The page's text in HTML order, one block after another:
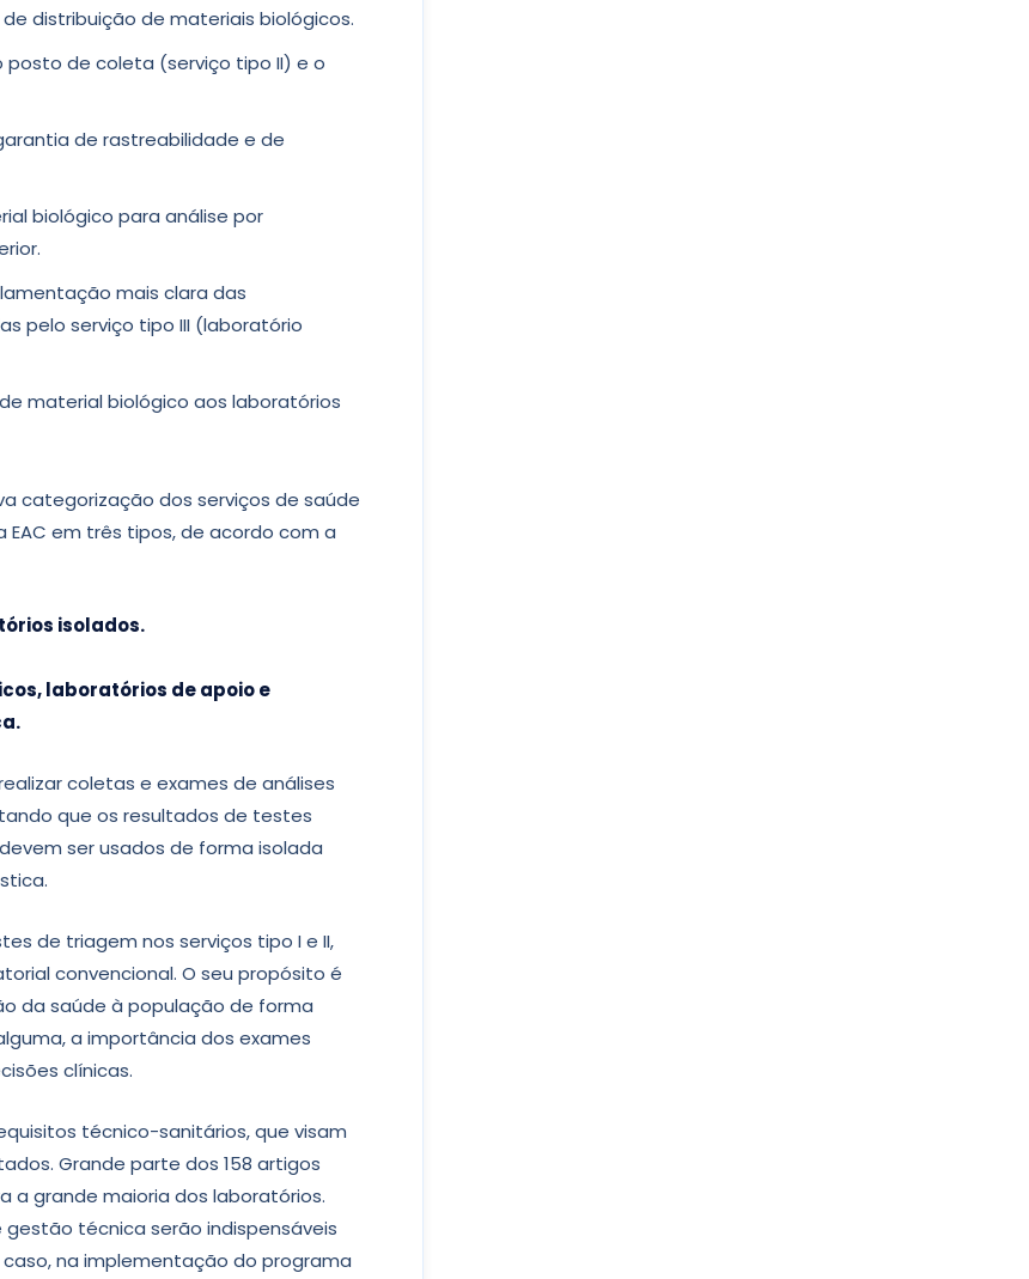
distribuição de materiais biológicos.
de coleta (serviço tipo II) e o
de rastreabilidade e de
biológico para análise por
mais clara das
pelo serviço tipo III (laboratório
material biológico aos laboratórios
categorização dos serviços de saúde
em três tipos, de acordo com a
isolados.
laboratórios de apoio e
coletas e exames de análises
que os resultados de testes
ser usados de forma isolada
de triagem nos serviços tipo I e II,
convencional. O seu propósito é
da saúde à população de forma
a importância dos exames
clínicas.
técnico-sanitários, que visam
Grande parte dos 158 artigos
a grande maioria dos laboratórios.
técnica serão indispensáveis
na implementação do programa